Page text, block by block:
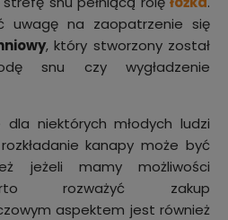
uwagę na zaopatrzenie się
, który stworzony został
snu czy wygładzenie
niektórych młodych ludzi
kanapy może być
jeżeli mamy możliwości
rozważyć zakup
aspektem jest również